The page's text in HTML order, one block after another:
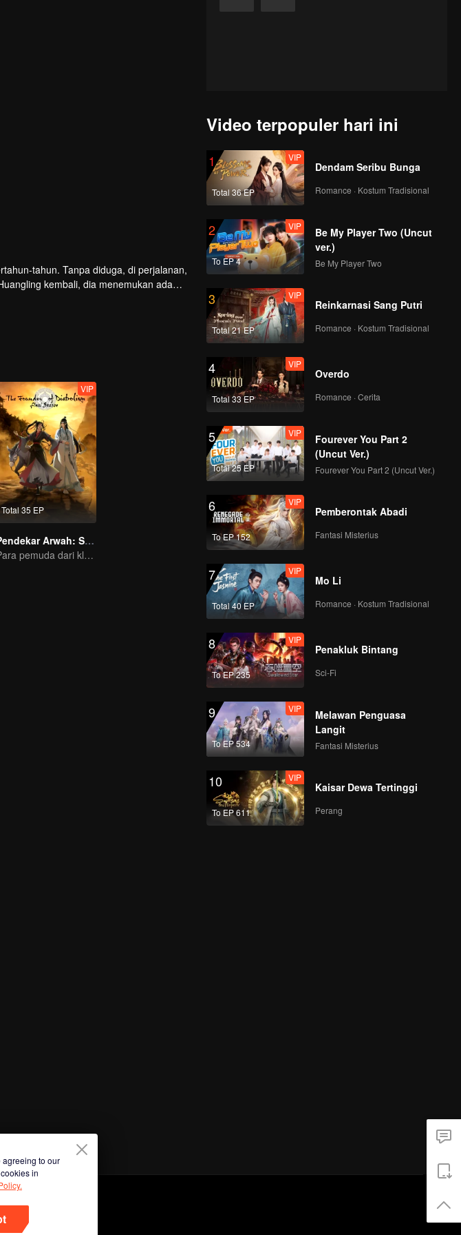
tahun. Tanpa diduga, di perjalanan,
kembali, dia menemukan ada
teman-teman Yao Yi.
Total 35 EP
VIP
Pendekar Arwah: S1 - S3
Para pemuda dari klan pembudidaya, bersatu melawan kejahatan demi kedamaian bersama
Video terpopuler hari ini
1
Total 36 EP
VIP
Dendam Seribu Bunga
Romance · Kostum Tradisional
2
To EP 4
VIP
Be My Player Two (Uncut
ver.)
Be My Player Two
3
Total 21 EP
VIP
Reinkarnasi Sang Putri
Romance · Kostum Tradisional
4
Total 33 EP
VIP
Overdo
Romance · Cerita
5
Total 25 EP
VIP
Fourever You Part 2
(Uncut Ver.)
Fourever You Part 2 (Uncut Ver.)
6
To EP 152
VIP
Pemberontak Abadi
Fantasi Misterius
7
Total 40 EP
VIP
Mo Li
Romance · Kostum Tradisional
8
To EP 235
VIP
Penakluk Bintang
Sci-Fi
9
To EP 534
VIP
Melawan Penguasa
Langit
Fantasi Misterius
10
To EP 611
VIP
Kaisar Dewa Tertinggi
Perang
agreeing to our
in